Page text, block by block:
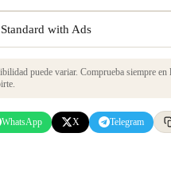
with Ads
puede variar. Comprueba siempre en
WhatsApp X Telegram